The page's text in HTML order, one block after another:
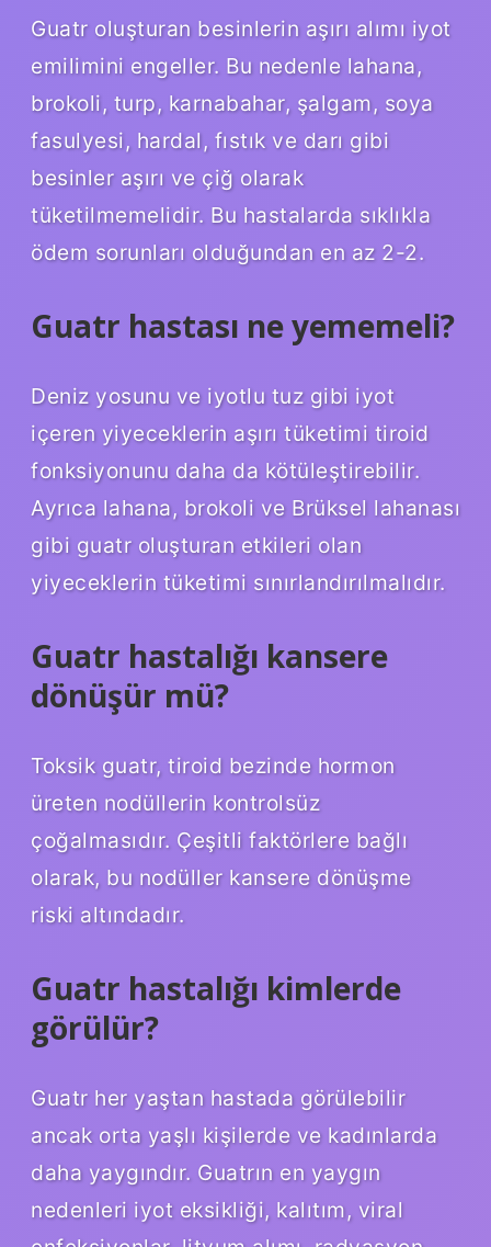
Guatr oluşturan besinlerin aşırı alımı iyot
emilimini engeller. Bu nedenle lahana,
brokoli, turp, karnabahar, şalgam, soya
fasulyesi, hardal, fıstık ve darı gibi
besinler aşırı ve çiğ olarak
tüketilmemelidir. Bu hastalarda sıklıkla
ödem sorunları olduğundan en az 2-2.
Guatr hastası ne yememeli?
Deniz yosunu ve iyotlu tuz gibi iyot
içeren yiyeceklerin aşırı tüketimi tiroid
fonksiyonunu daha da kötüleştirebilir.
Ayrıca lahana, brokoli ve Brüksel lahanası
gibi guatr oluşturan etkileri olan
yiyeceklerin tüketimi sınırlandırılmalıdır.
Guatr hastalığı kansere
dönüşür mü?
Toksik guatr, tiroid bezinde hormon
üreten nodüllerin kontrolsüz
çoğalmasıdır. Çeşitli faktörlere bağlı
olarak, bu nodüller kansere dönüşme
riski altındadır.
Guatr hastalığı kimlerde
görülür?
Guatr her yaştan hastada görülebilir
ancak orta yaşlı kişilerde ve kadınlarda
daha yaygındır. Guatrın en yaygın
nedenleri iyot eksikliği, kalıtım, viral